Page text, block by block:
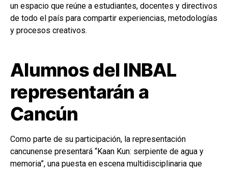
un espacio que reúne a estudiantes, docentes y directivos
de todo el país para compartir experiencias, metodologías
y procesos creativos.
Alumnos del INBAL
representarán a
Cancún
Como parte de su participación, la representación
cancunense presentará “Kaan Kun: serpiente de agua y
memoria”, una puesta en escena multidisciplinaria que